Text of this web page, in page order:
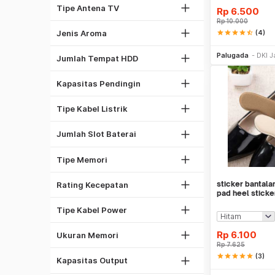
Tipe Antena TV
Antena Omni
Jenis Aroma
Spicy
Jumlah Tempat HDD
5
Kapasitas Pendingin
2 PK
Tipe Kabel Listrik
Kabel NYM
Jumlah Slot Baterai
2
8
Tipe Memori
DDR3
Rating Kecepatan
2133 Mhz
Tipe Kabel Power
Kabel Listrik
Kabel PSU Komputer
Ukuran Memori
4GB
32GB
Kapasitas Output
550W
Dot Matrix
32"
Rp 6.500
Rp10.000
starstarstarstarstar_half (4)
Palugada DKI
sticker
pad heel
Rp 6.100
Rp7.625
starstarstarstarstar (3)